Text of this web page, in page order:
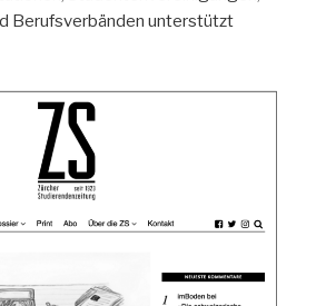
Berufsverbänden unterstützt